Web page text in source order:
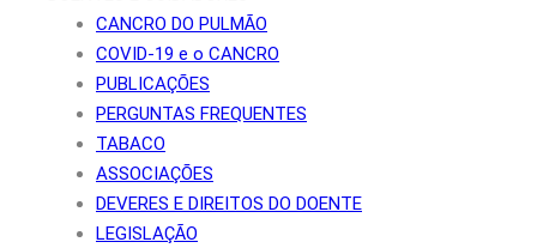
CANCRO DO PULMÃO
COVID-19 e o CANCRO
PUBLICAÇÕES
PERGUNTAS FREQUENTES
TABACO
ASSOCIAÇÕES
DEVERES E DIREITOS DO DOENTE
LEGISLAÇÃO